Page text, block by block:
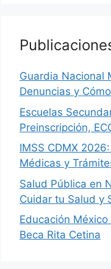
Guardia Nacional
Denuncias y
Escuelas
Preinscripción,
IMSS CDMX
Médicas y
Salud Pública en
Cuidar tu Salud y
Educación
Beca Rita Cetina